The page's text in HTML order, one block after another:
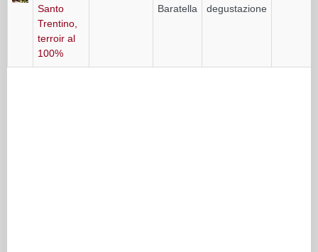
Santo
Trentino,
terroir al
100%
Baratella
degustazione